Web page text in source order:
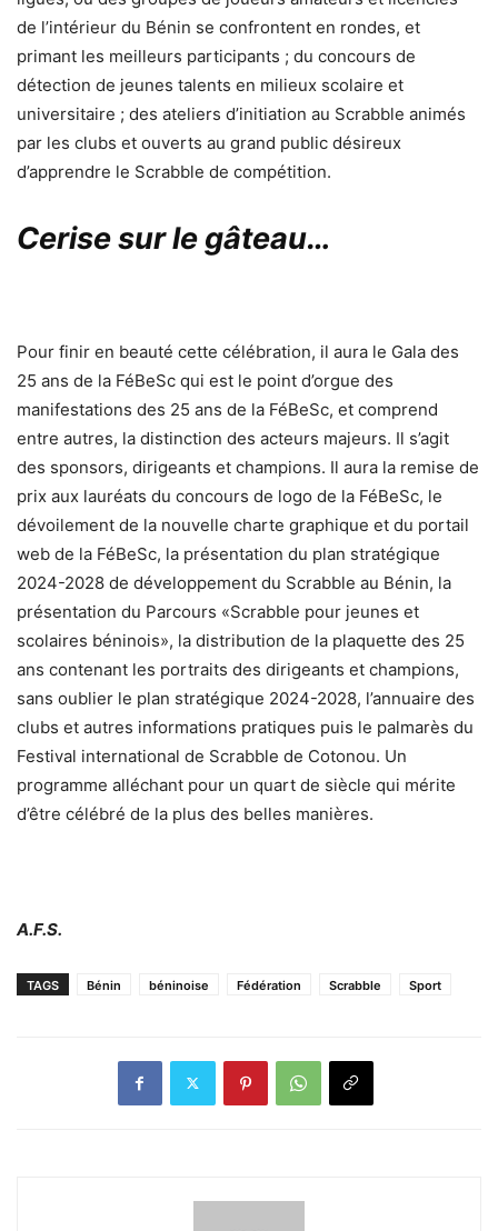
de l’intérieur du Bénin se confrontent en rondes, et
primant les meilleurs participants ; du concours de
détection de jeunes talents en milieux scolaire et
universitaire ; des ateliers d’initiation au Scrabble animés
par les clubs et ouverts au grand public désireux
d’apprendre le Scrabble de compétition.
Cerise sur le gâteau…
Pour finir en beauté cette célébration, il aura le Gala des
25 ans de la FéBeSc qui est le point d’orgue des
manifestations des 25 ans de la FéBeSc, et comprend
entre autres, la distinction des acteurs majeurs. Il s’agit
des sponsors, dirigeants et champions. Il aura la remise de
prix aux lauréats du concours de logo de la FéBeSc, le
dévoilement de la nouvelle charte graphique et du portail
web de la FéBeSc, la présentation du plan stratégique
2024-2028 de développement du Scrabble au Bénin, la
présentation du Parcours «Scrabble pour jeunes et
scolaires béninois», la distribution de la plaquette des 25
ans contenant les portraits des dirigeants et champions,
sans oublier le plan stratégique 2024-2028, l’annuaire des
clubs et autres informations pratiques puis le palmarès du
Festival international de Scrabble de Cotonou. Un
programme alléchant pour un quart de siècle qui mérite
d’être célébré de la plus des belles manières.
A.F.S.
TAGS Bénin béninoise Fédération Scrabble Sport